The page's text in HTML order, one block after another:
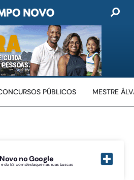
PÚBLICOS MESTRE
no Google
do ES com destaque nas suas buscas